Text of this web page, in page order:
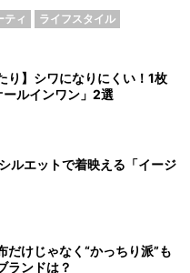
ティ ライフスタイル
り】シワになりにくい！1枚
ルインワン」2選
ルエットで着映える「イージ
だけじゃなく“かっちり派”も
ランドは？